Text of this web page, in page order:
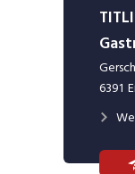
6391